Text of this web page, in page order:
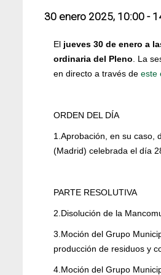
30 enero 2025, 10:00 -
El jueves 30 de enero a
ordinaria del Pleno . La
en directo a través de este
ORDEN DEL DÍA
1.Aprobación, en su caso,
(Madrid) celebrada el día
PARTE RESOLUTIVA
2.Disolución de la
3.Moción del Grupo
producción de residuos y
4.Moción del Grupo